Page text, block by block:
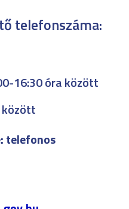
telefonszáma:
16:30óra között
között
telefonos